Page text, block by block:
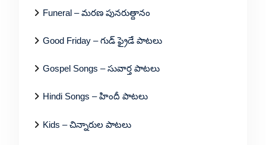
Funeral – మరణ పునరుత్దానం
Good Friday – గుడ్ ఫ్రైడే పాటలు
Gospel Songs – సువార్త పాటలు
Hindi Songs – హిందీ పాటలు
Kids – చిన్నారుల పాటలు